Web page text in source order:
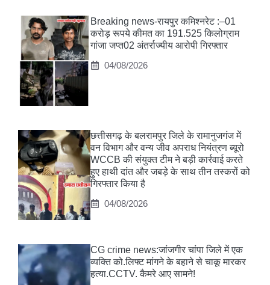
Breaking news-रायपुर कमिश्नरेट :–01
करोड़ रूपये कीमत का 191.525 किलोग्राम
गांजा जप्त02 अंतर्राज्यीय आरोपी गिरफ्तार
04/08/2026
छत्तीसगढ़ के बलरामपुर जिले के रामानुजगंज में
वन विभाग और वन्य जीव अपराध नियंत्रण ब्यूरो
WCCB की संयुक्त टीम ने बड़ी कार्रवाई करते
हुए हाथी दांत और जबड़े के साथ तीन तस्करों को
गिरफ्तार किया है
04/08/2026
CG crime news:जांजगीर चांपा जिले में एक
व्यक्ति को.लिफ्ट मांगने के बहाने से चाकू मारकर
हत्या.CCTV. कैमरे आए सामने!